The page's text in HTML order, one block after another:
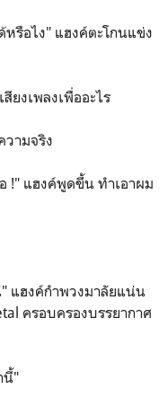
อไง" แฮงค์ตะโกนแข่ง
ยงเพลงเพื่ออะไร
ามจริง
!" แฮงค์พูดขึ้น ทำเอาผม
แฮงค์กำพวงมาลัยแน่น
ครอบครองบรรยากาศ
นี้"